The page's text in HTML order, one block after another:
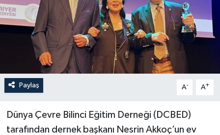
Paylaş A- A+
Dünya Çevre Bilinci Eğitim Derneği (DCBED)
tarafından dernek başkanı Nesrin Akkoç’un ev